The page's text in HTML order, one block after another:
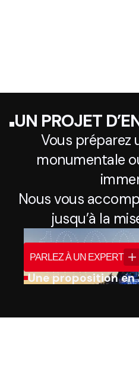
UN PROJET
Vous préparez
monumentale
Nous vous
jusqu’à la
PARLEZ À UN EXPERT
Une proposition en